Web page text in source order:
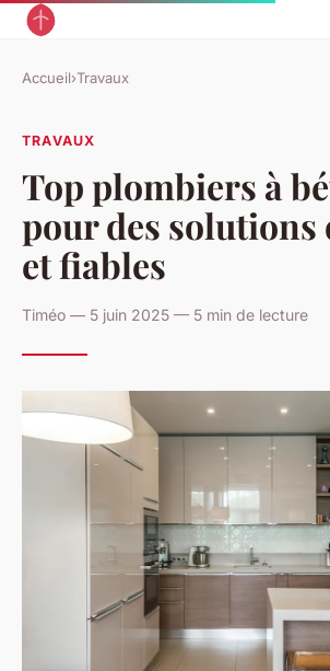
Accueil›Travaux
TRAVAUX
Top plombiers à
pour des solutions
et fiables
Timéo — 5 juin 2025 — 5 min de lecture